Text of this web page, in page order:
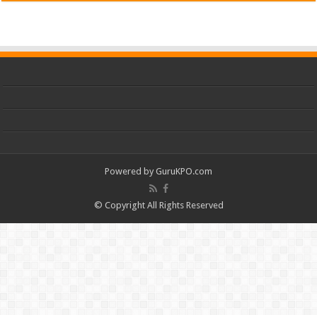
Powered by GuruKPO.com
© Copyright All Rights Reserved